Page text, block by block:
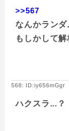
>>567
なんかランダ
もしかして解
568: ID:iy656mGgr
ハクスラ...？